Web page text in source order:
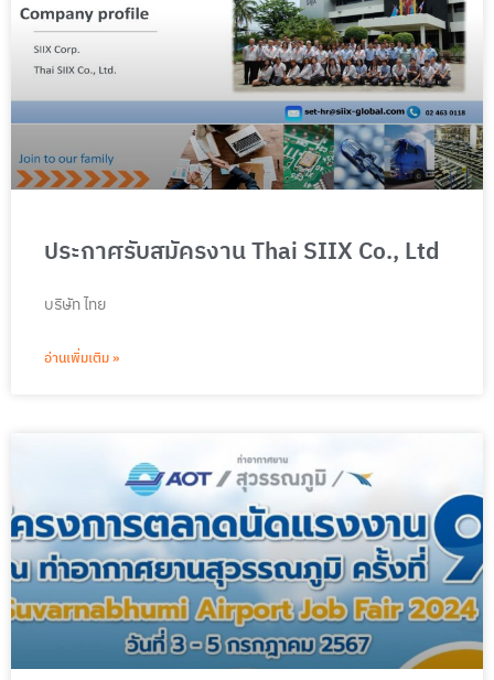
ประกาศรับสมัครงาน Thai SIIX Co., Ltd
บริษัท ไทย
อ่านเพิ่มเติม »